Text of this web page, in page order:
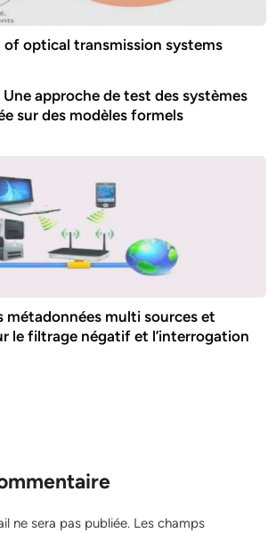
optical transmission systems
approche de test des systèmes
sur des modèles formels
métadonnées multi sources et
le filtrage négatif et l’interrogation
ne sera pas publiée. Les champs